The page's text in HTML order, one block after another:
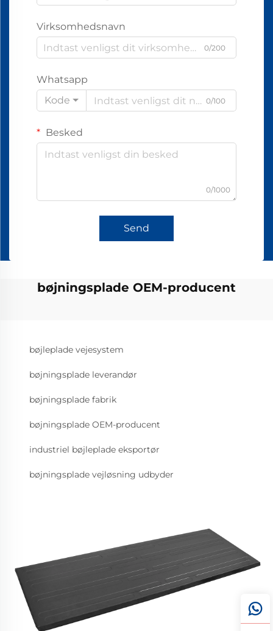
Virksomhedsnavn
0/200
Whatsapp
Kode
0/100
Besked
0/1000
Send
bøjningsplade OEM-producent
bøjleplade vejesystem
bøjningsplade leverandør
bøjningsplade fabrik
bøjningsplade OEM-producent
industriel bøjleplade eksportør
bøjningsplade vejløsning udbyder